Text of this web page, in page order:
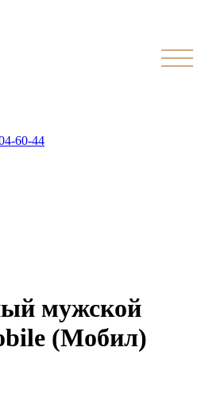
60-44
мужской
(Мобил)